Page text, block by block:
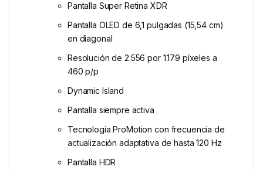
Pantalla Super Retina XDR
Pantalla OLED de 6,1 pulgadas (15,54 cm)
en diagonal
Resolución de 2.556 por 1.179 píxeles a
460 p/p
Dynamic Island
Pantalla siempre activa
Tecnología ProMotion con frecuencia de
actualización adaptativa de hasta 120 Hz
Pantalla HDR